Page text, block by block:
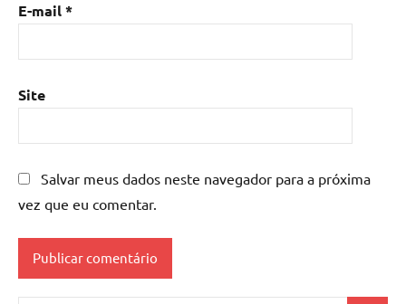
E-mail*
Site
Salvar meus dados neste navegador para a próxima
vez que eu comentar.